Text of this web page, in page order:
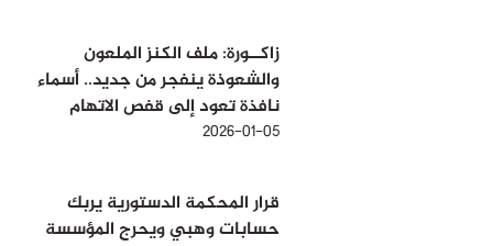
زاكــورة: ملف الكنز الملعون
والشعوذة ينفجر من جديد.. أسماء
نافذة تعود إلى قفص الاتهام
2026-01-05
قرار المحكمة الدستورية يربك
حسابات وهبي ويحرج المؤسسة